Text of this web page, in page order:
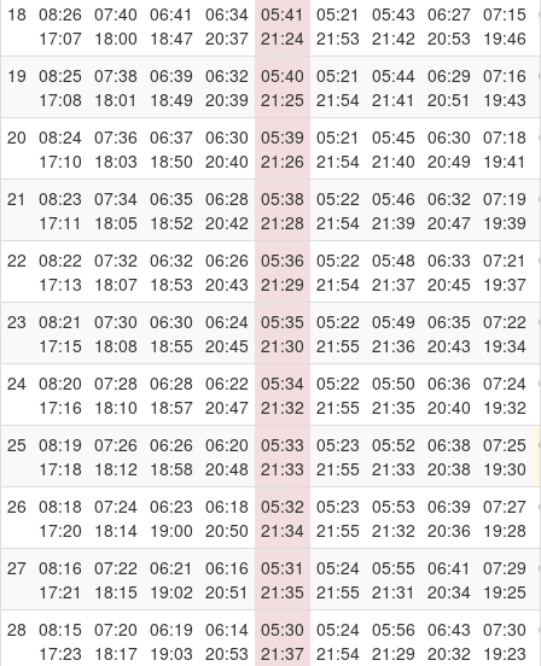
18 08:26
17:07
07:40
18:00
06:41
18:47
06:34
20:37
05:41
21:24
05:21
21:53
05:43
21:42
06:27
20:53
07:15
19:46
19 08:25
17:08
07:38
18:01
06:39
18:49
06:32
20:39
05:40
21:25
05:21
21:54
05:44
21:41
06:29
20:51
07:16
19:43
20 08:24
17:10
07:36
18:03
06:37
18:50
06:30
20:40
05:39
21:26
05:21
21:54
05:45
21:40
06:30
20:49
07:18
19:41
21
08:23
17:11
07:34
18:05
06:35
18:52
06:28
20:42
05:38
21:28
05:22
21:54
05:46
21:39
06:32
20:47
07:19
19:39
22 08:22
17:13
07:32
18:07
06:32
18:53
06:26
20:43
05:36
21:29
05:22
21:54
05:48
21:37
06:33
20:45
07:21
19:37
23 08:21
17:15
07:30
18:08
06:30
18:55
06:24
20:45
05:35
21:30
05:22
21:55
05:49
21:36
06:35
20:43
07:22
19:34
24 08:20
17:16
07:28
18:10
06:28
18:57
06:22
20:47
05:34
21:32
05:22
21:55
05:50
21:35
06:36
20:40
07:24
19:32
25 08:19
17:18
07:26
18:12
06:26
18:58
06:20
20:48
05:33
21:33
05:23
21:55
05:52
21:33
06:38
20:38
07:25
19:30
26 08:18
17:20
07:24
18:14
06:23
19:00
06:18
20:50
05:32
21:34
05:23
21:55
05:53
21:32
06:39
20:36
07:27
19:28
27 08:16
17:21
07:22
18:15
06:21
19:02
06:16
20:51
05:31
21:35
05:24
21:55
05:55
21:31
06:41
20:34
07:29
19:25
28 08:15
17:23
07:20
18:17
06:19
19:03
06:14
20:53
05:30
21:37
05:24
21:54
05:56
21:29
06:43
20:32
07:30
19:23